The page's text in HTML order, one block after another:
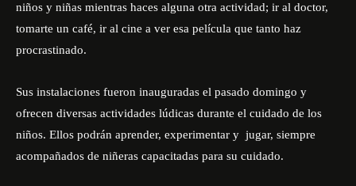
niños y niñas mientras haces alguna otra actividad; ir al doctor,
tomarte un café, ir al cine a ver esa película que tanto haz
procrastinado.
Sus instalaciones fueron inauguradas el pasado domingo y
ofrecen diversas actividades lúdicas durante el cuidado de los
niños. Ellos podrán aprender, experimentar y jugar, siempre
acompañados de niñeras capacitadas para su cuidado.